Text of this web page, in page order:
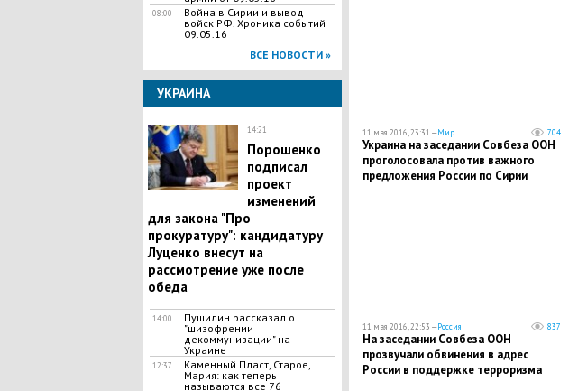
08:00
Война в Сирии и вывод
войск РФ. Хроника событий
09.05.16
ВСЕ НОВОСТИ »
УКРАИНА
14:21
Порошенко
подписал
проект
изменений
для закона "Про
прокуратуру": кандидатуру
Луценко внесут на
рассмотрение уже после
обеда
14:00
Пушилин рассказал о
"шизофрении
декоммунизации" на
Украине
12:37
Каменный Пласт, Старое,
Мария: как теперь
называются все 76
11 мая 2016, 23:31 —Мир 704
Украина на заседании Совбеза ООН
проголосовала против важного
предложения России по Сирии
11 мая 2016, 22:53 —Россия 837
На заседании Совбеза ООН
прозвучали обвинения в адрес
России в поддержке терроризма